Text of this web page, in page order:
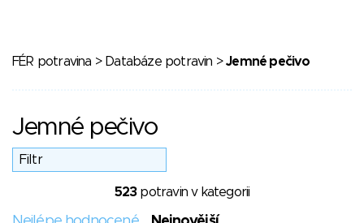
FÉR potravina > Databáze potravin >Jemné pečivo
Jemné pečivo
523potravin v kategorii